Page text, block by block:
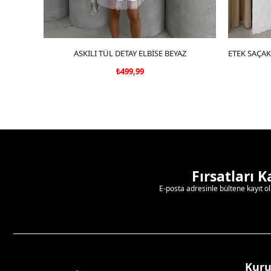
SEPETE EKLE
ASKILI TÜL DETAY ELBİSE BEYAZ
₺499,99
Fırsatları
E-posta adresinle bültene kayıt